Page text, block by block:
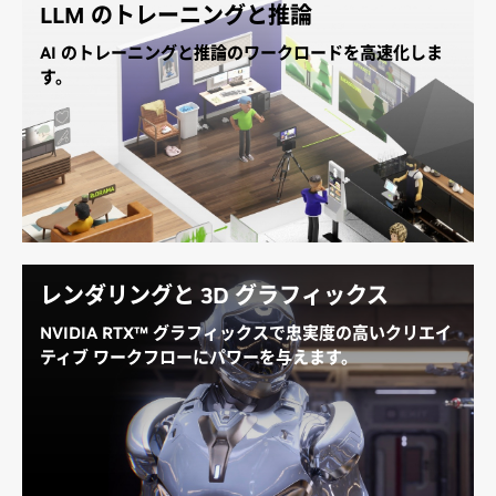
生成 AI の詳細を見る
LLM のトレーニングと推論
AI のトレーニングと推論のワークロードを高速化しま
す。
FP8 をサポートする第 4 世代 Tensor コアは、卓越し
た AI コンピューティング パフォーマンスを提供し、
最先端の LLM と生成 AI モデルのトレーニングと推論
を高速化します。
レンダリングと 3D グラフィックス
NVIDIA RTX™ グラフィックスで忠実度の高いクリエイ
ティブ ワークフローにパワーを与えます。
第 3 世代 RT コアは、前世代の最大 2 倍のリアルタイ
ム レイトレーシング パフォーマンスを提供し、インタ
ラクティブ レンダリングからリアルタイムの仮想制作
まで、驚異的なビジュアル コンテンツと忠実度の高い